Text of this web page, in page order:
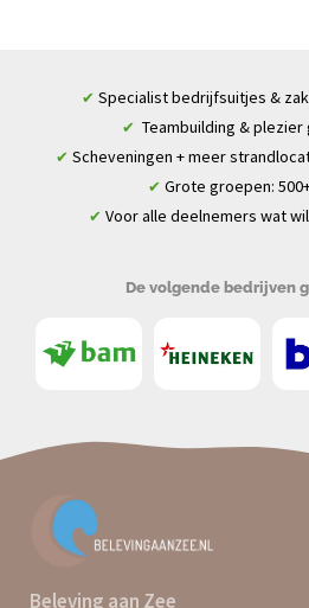
✔ Specialist bedrijfsuitjes &
✔ Teambuilding &
✔ Scheveningen + meer
✔ Grote groepen:
✔ Voor alle deelnemers wat
De volgende bedrijven
Beleving aan Zee